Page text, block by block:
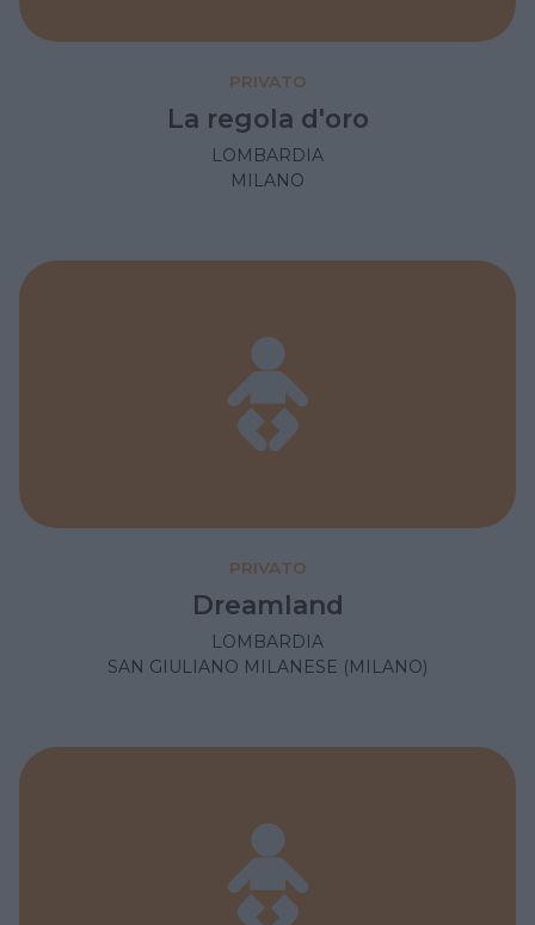
PRIVATO
La regola d'oro
LOMBARDIA
MILANO
PRIVATO
Dreamland
LOMBARDIA
SAN GIULIANO MILANESE (MILANO)